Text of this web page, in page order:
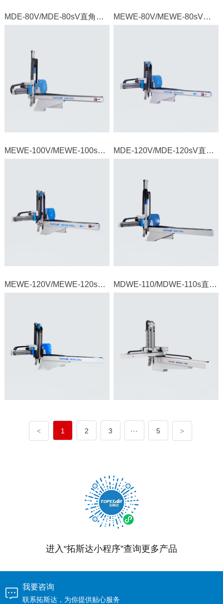
MDE-80V/MDE-80sV直角坐标机器人 MEWE-80V/MEWE-80sV直角坐标机器人
MEWE-100V/MEWE-100sV直角坐标机器人 MDE-120V/MDE-120sV直角坐标机器人
MEWE-120V/MEWE-120sV直角坐标机器人 MDWE-110/MDWE-110s直角坐标机器人
< 1 2 3 ··· 5 >
进入“拓斯达小程序”查询更多产品
我要咨询
联系拓斯达，为你提供贴心服务